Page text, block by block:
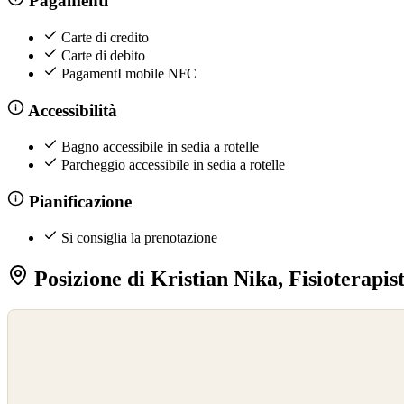
Carte di credito
Carte di debito
PagamentI mobile NFC
Accessibilità
Bagno accessibile in sedia a rotelle
Parcheggio accessibile in sedia a rotelle
Pianificazione
Si consiglia la prenotazione
Posizione di Kristian Nika,